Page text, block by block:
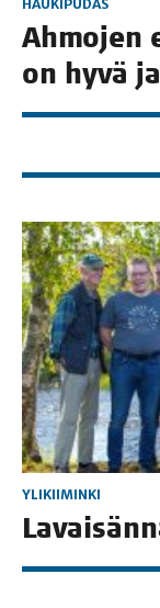
HAUKIPUDAS
Ahmo­jen
on hyvä
YLIKIIMINKI